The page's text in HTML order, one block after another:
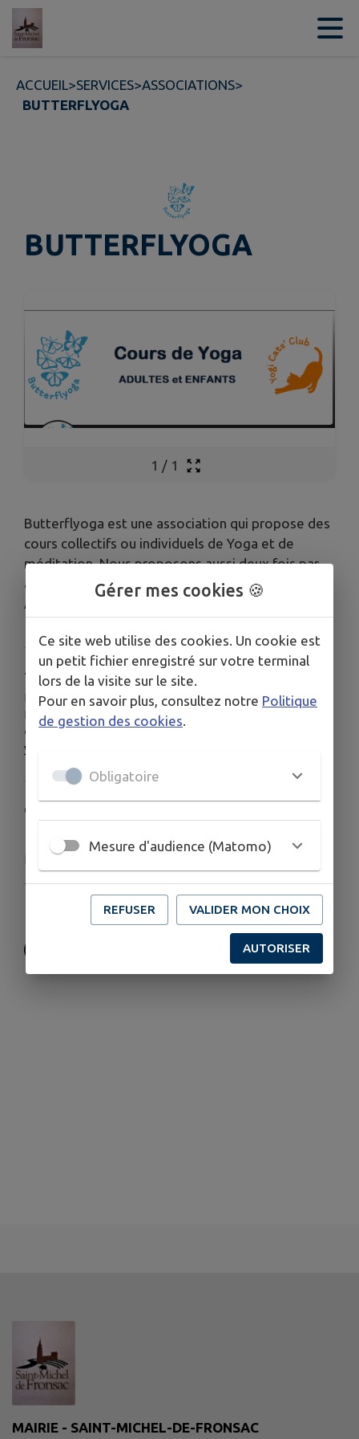
Contenu
ACCUEIL>SERVICES>ASSOCIATIONS>
BUTTERFLYOGA
BUTTERFLYOGA
1 / 1
Butterflyoga est une association qui propose des
cours collectifs ou individuels de Yoga et de
méditation. Nous proposons aussi deux fois par
an un week-end de yoga.
Animé par Cécile Saugeon.
TARIFS
La première séance d’essai est gratuite.
Ensuite, pour les adultes, le tarif d’une séance de yoga
est de 10 €. Pour les enfants le tarif pour une séance de
yoga est de 6 €.
COORDONNÉES
www.butterflyoga.fr/
06 46 35 11 95
MAIRIE - SAINT-MICHEL-DE-FRONSAC
Gérer mes cookies 🍪
Ce site web utilise des cookies. Un cookie est
un petit fichier enregistré sur votre terminal
lors de la visite sur le site.
Pour en savoir plus, consultez notre Politique
de gestion des cookies.
Obligatoire
Mesure d'audience (Matomo)
REFUSER VALIDER MON CHOIX
AUTORISER